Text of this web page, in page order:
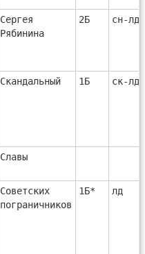
Сергея
Рябинина
2Б сн-
Скандальный 1Б ск-лд
Славы
Советских
пограничников
1Б* лд